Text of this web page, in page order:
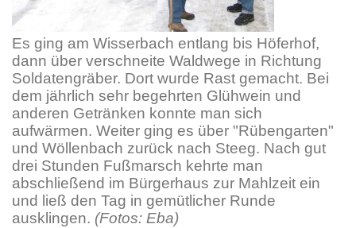
Es ging am Wisserbach entlang bis Höferhof,
dann über verschneite Waldwege in Richtung
Soldatengräber. Dort wurde Rast gemacht. Bei
dem jährlich sehr begehrten Glühwein und
anderen Getränken konnte man sich
aufwärmen. Weiter ging es über "Rübengarten"
und Wöllenbach zurück nach Steeg. Nach gut
drei Stunden Fußmarsch kehrte man
abschließend im Bürgerhaus zur Mahlzeit ein
und ließ den Tag in gemütlicher Runde
ausklingen. (Fotos: Eba)